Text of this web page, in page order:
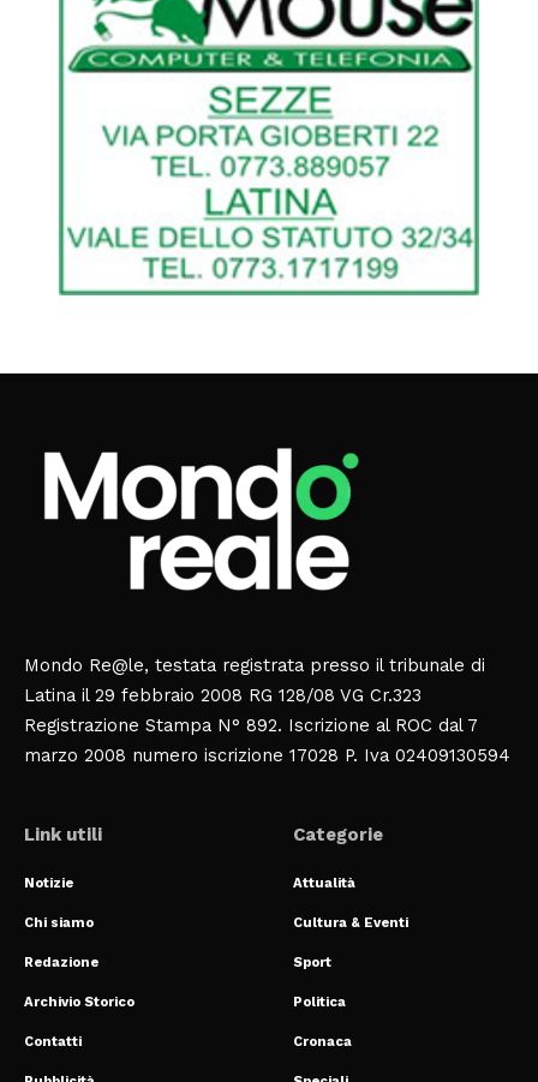
Mondo Re@le, testata registrata presso il tribunale di
Latina il 29 febbraio 2008 RG 128/08 VG Cr.323
Registrazione Stampa N° 892. Iscrizione al ROC dal 7
marzo 2008 numero iscrizione 17028 P. Iva 02409130594
Link utili
Notizie
Chi siamo
Redazione
Archivio Storico
Contatti
Categorie
Attualità
Cultura & Eventi
Sport
Politica
Cronaca